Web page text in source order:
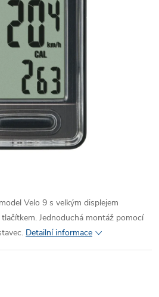
Velo 9 s velkým displejem
Jednoduchá montáž pomocí
Detailní informace